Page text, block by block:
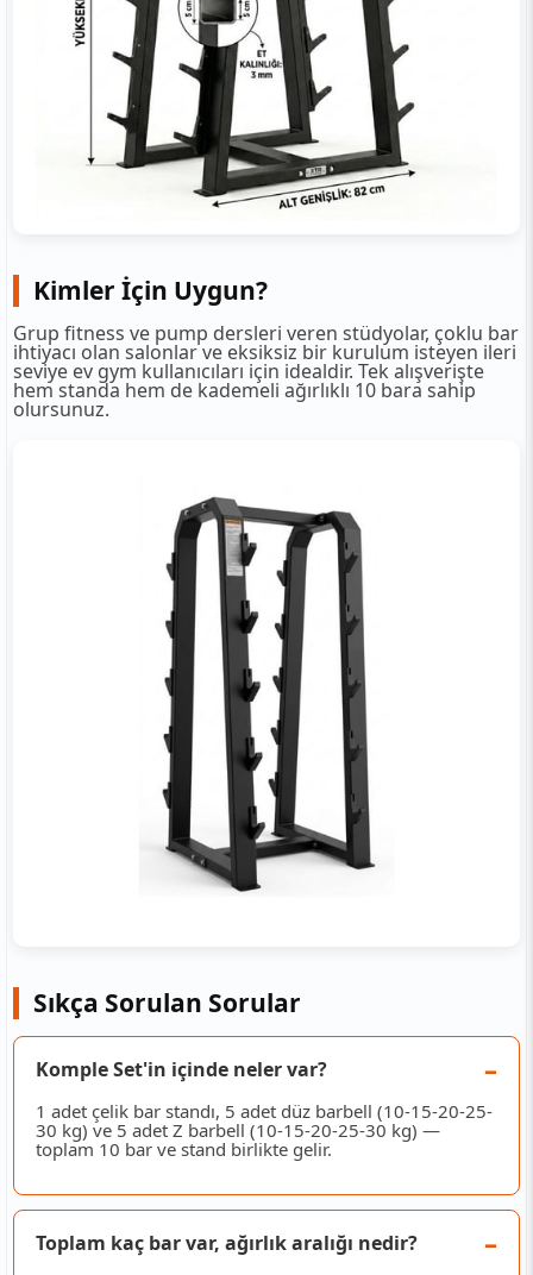
Kimler İçin Uygun?
Grup fitness ve pump dersleri veren stüdyolar, çoklu bar
ihtiyacı olan salonlar ve eksiksiz bir kurulum isteyen ileri
seviye ev gym kullanıcıları için idealdir. Tek alışverişte
hem standa hem de kademeli ağırlıklı 10 bara sahip
olursunuz.
Sıkça Sorulan Sorular
Komple Set'in içinde neler var?
1 adet çelik bar standı, 5 adet düz barbell (10-15-20-25-
30 kg) ve 5 adet Z barbell (10-15-20-25-30 kg) —
toplam 10 bar ve stand birlikte gelir.
Toplam kaç bar var, ağırlık aralığı nedir?